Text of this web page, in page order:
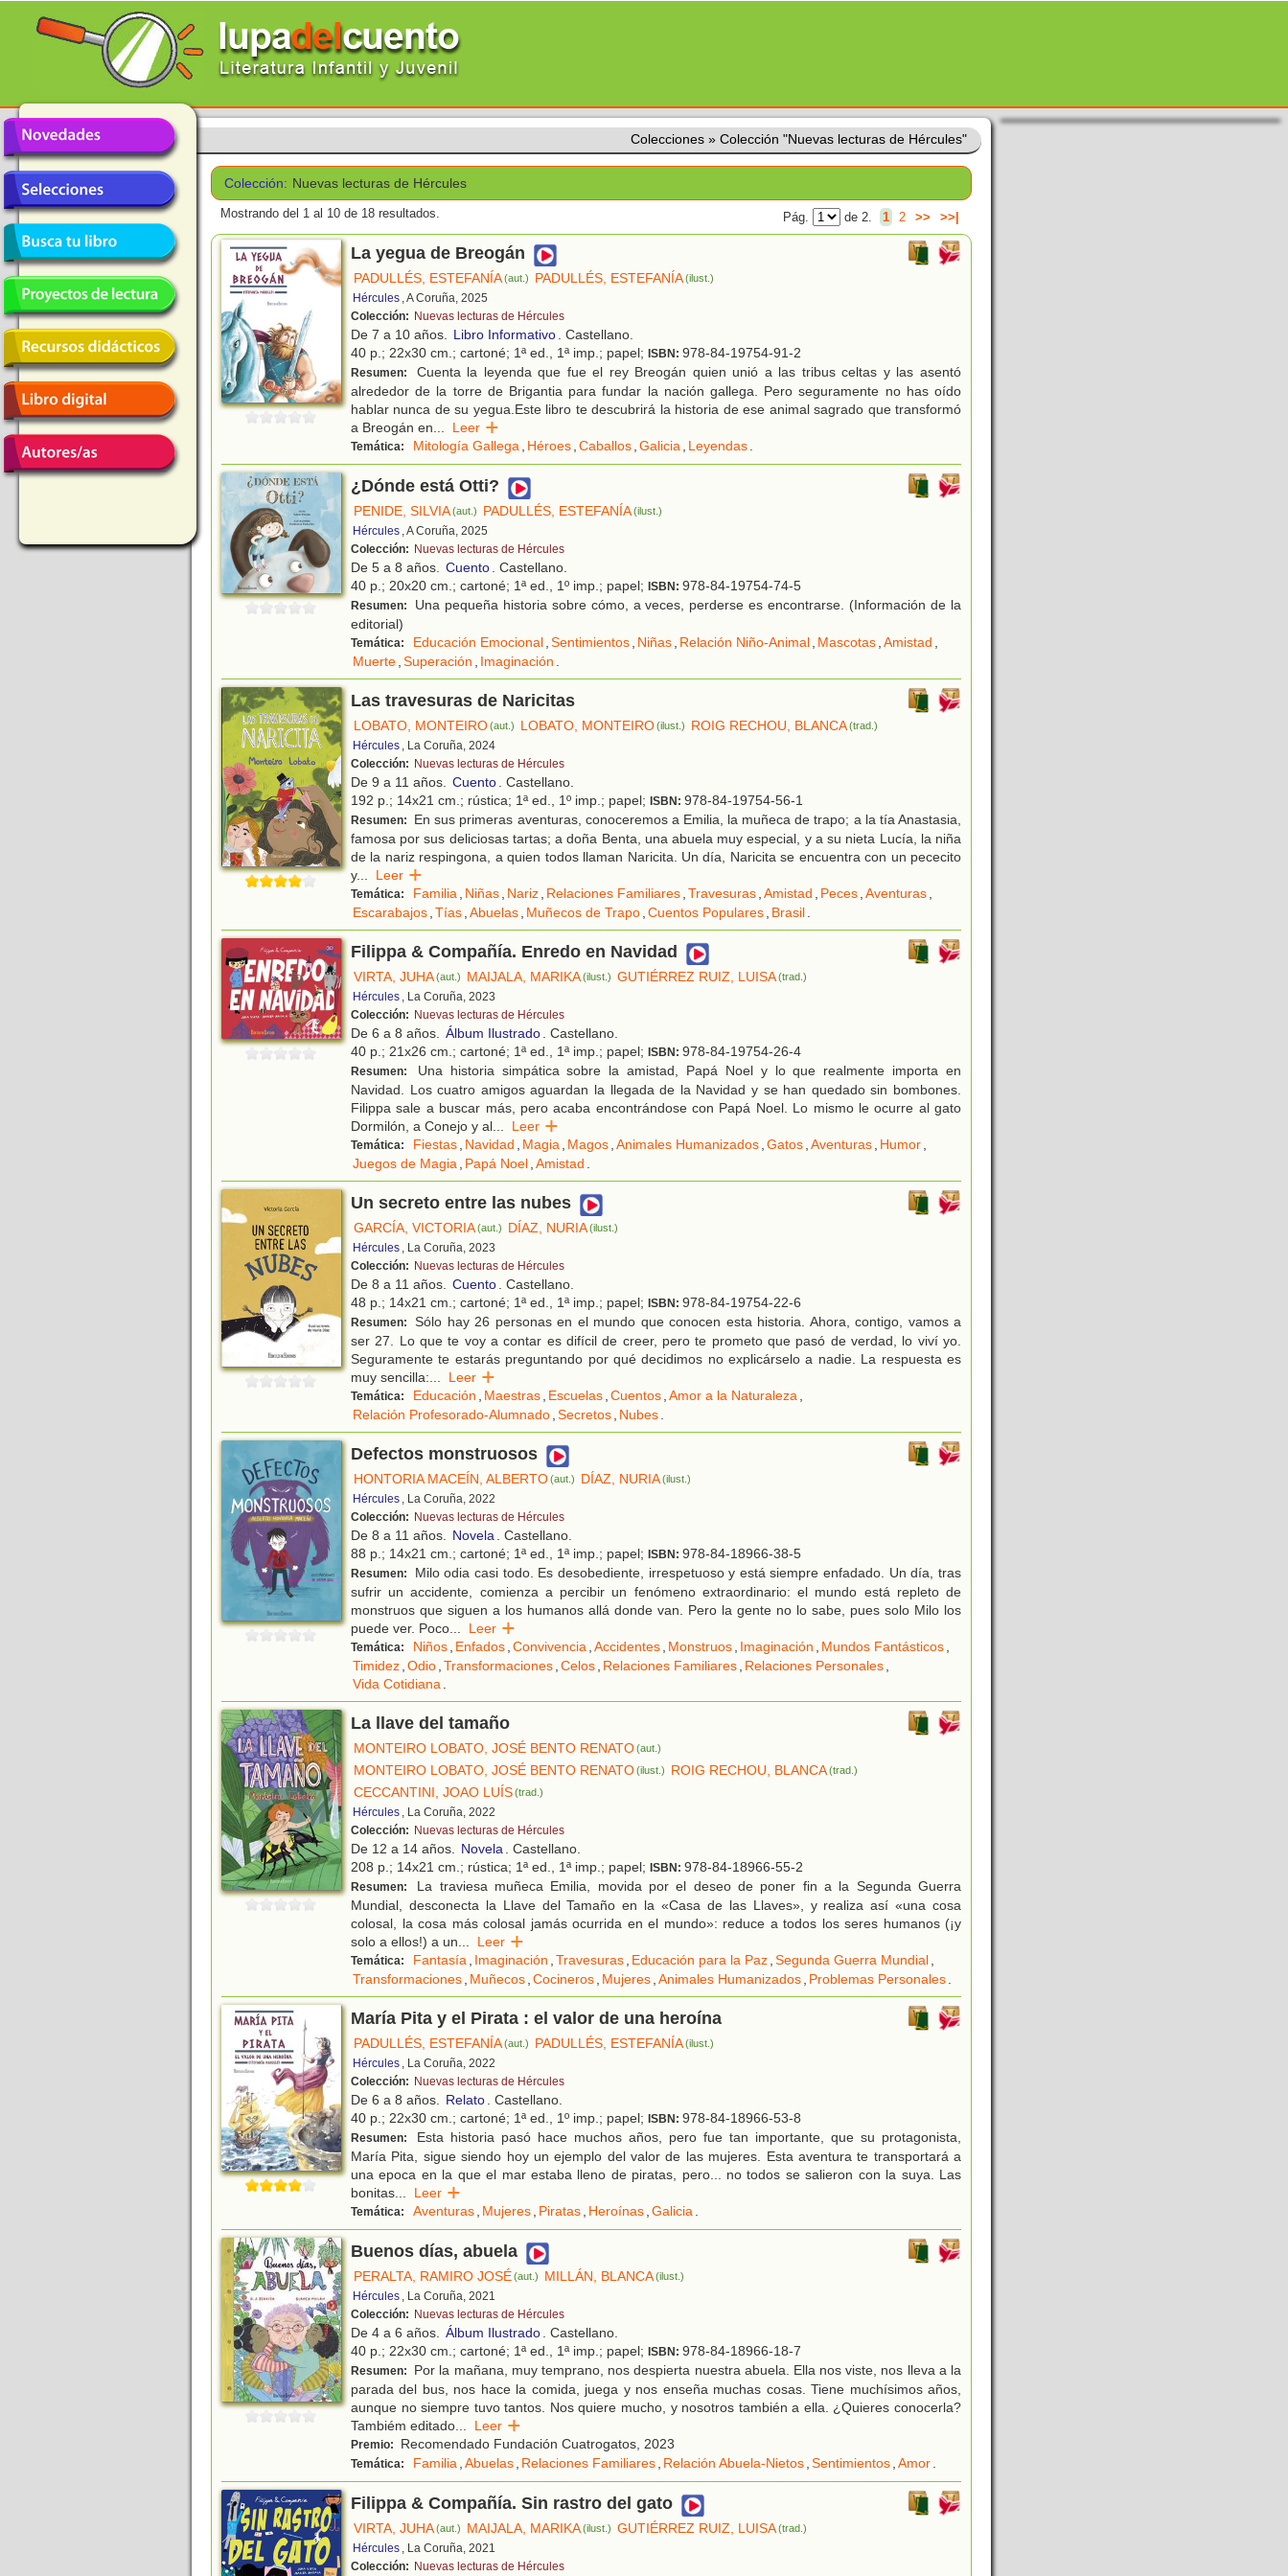
Colecciones » Colección "Nuevas lecturas de Hércules"
Colección: Nuevas lecturas de Hércules
Mostrando del 1 al 10 de 18 resultados. Pág. de 2. 1 2 >> >>|
La yegua de Breogán
PADULLÉS, ESTEFANÍA(aut.) PADULLÉS, ESTEFANÍA(ilust.)
Hércules , A Coruña, 2025
Colección: Nuevas lecturas de Hércules
De 7 a 10 años. Libro Informativo. Castellano.
40 p.; 22x30 cm.; cartoné; 1ª ed., 1ª imp.; papel; ISBN: 978-84-19754-91-2
Resumen:
Cuenta la leyenda que fue el rey Breogán quien unió a las tribus celtas y las asentó
alrededor de la torre de Brigantia para fundar la nación gallega. Pero seguramente no has oído
hablar nunca de su yegua.Este libro te descubrirá la historia de ese animal sagrado que transformó
a Breogán en... Leer
Temática: Mitología Gallega, Héroes,Caballos,Galicia, Leyendas.
¿Dónde está Otti?
PENIDE, SILVIA(aut.) PADULLÉS, ESTEFANÍA(ilust.)
Hércules , A Coruña, 2025
Colección: Nuevas lecturas de Hércules
De 5 a 8 años. Cuento. Castellano.
40 p.; 20x20 cm.; cartoné; 1ª ed., 1º imp.; papel; ISBN: 978-84-19754-74-5
Resumen:
Una pequeña historia sobre cómo, a veces, perderse es encontrarse. (Información de la
editorial)
Temática: Educación Emocional,Sentimientos, Niñas, Relación Niño-Animal, Mascotas,Amistad ,
Muerte,Superación , Imaginación .
Las travesuras de Naricitas
LOBATO, MONTEIRO(aut.) LOBATO, MONTEIRO(ilust.) ROIG RECHOU, BLANCA(trad.)
Hércules , La Coruña, 2024
Colección: Nuevas lecturas de Hércules
De 9 a 11 años. Cuento. Castellano.
192 p.; 14x21 cm.; rústica; 1ª ed., 1º imp.; papel; ISBN: 978-84-19754-56-1
Resumen:
En sus primeras aventuras, conoceremos a Emilia, la muñeca de trapo; a la tía Anastasia,
famosa por sus deliciosas tartas; a doña Benta, una abuela muy especial, y a su nieta Lucía, la niña
de la nariz respingona, a quien todos llaman Naricita. Un día, Naricita se encuentra con un pececito
y... Leer
Temática: Familia, Niñas, Nariz, Relaciones Familiares,Travesuras,Amistad , Peces,Aventuras,
Escarabajos,Tías,Abuelas, Muñecos de Trapo,Cuentos Populares, Brasil.
Filippa & Compañía. Enredo en Navidad
VIRTA, JUHA(aut.) MAIJALA, MARIKA(ilust.) GUTIÉRREZ RUIZ, LUISA(trad.)
Hércules , La Coruña, 2023
Colección: Nuevas lecturas de Hércules
De 6 a 8 años. Álbum Ilustrado. Castellano.
40 p.; 21x26 cm.; cartoné; 1ª ed., 1ª imp.; papel; ISBN: 978-84-19754-26-4
Resumen:
Una historia simpática sobre la amistad, Papá Noel y lo que realmente importa en
Navidad. Los cuatro amigos aguardan la llegada de la Navidad y se han quedado sin bombones.
Filippa sale a buscar más, pero acaba encontrándose con Papá Noel. Lo mismo le ocurre al gato
Dormilón, a Conejo y al... Leer
Temática: Fiestas, Navidad , Magia, Magos,Animales Humanizados,Gatos,Aventuras, Humor,
Juegos de Magia, Papá Noel,Amistad .
Un secreto entre las nubes
GARCÍA, VICTORIA(aut.) DÍAZ, NURIA(ilust.)
Hércules , La Coruña, 2023
Colección: Nuevas lecturas de Hércules
De 8 a 11 años. Cuento. Castellano.
48 p.; 14x21 cm.; cartoné; 1ª ed., 1ª imp.; papel; ISBN: 978-84-19754-22-6
Resumen:
Sólo hay 26 personas en el mundo que conocen esta historia. Ahora, contigo, vamos a
ser 27. Lo que te voy a contar es difícil de creer, pero te prometo que pasó de verdad, lo viví yo.
Seguramente te estarás preguntando por qué decidimos no explicárselo a nadie. La respuesta es
muy sencilla:... Leer
Temática: Educación , Maestras, Escuelas,Cuentos,Amor a la Naturaleza,
Relación Profesorado-Alumnado,Secretos, Nubes.
Defectos monstruosos
HONTORIA MACEÍN, ALBERTO(aut.) DÍAZ, NURIA(ilust.)
Hércules , La Coruña, 2022
Colección: Nuevas lecturas de Hércules
De 8 a 11 años. Novela. Castellano.
88 p.; 14x21 cm.; cartoné; 1ª ed., 1ª imp.; papel; ISBN: 978-84-18966-38-5
Resumen:
Milo odia casi todo. Es desobediente, irrespetuoso y está siempre enfadado. Un día, tras
sufrir un accidente, comienza a percibir un fenómeno extraordinario: el mundo está repleto de
monstruos que siguen a los humanos allá donde van. Pero la gente no lo sabe, pues solo Milo los
puede ver. Poco... Leer
Temática: Niños, Enfados,Convivencia,Accidentes, Monstruos, Imaginación , Mundos Fantásticos,
Timidez,Odio,Transformaciones,Celos, Relaciones Familiares, Relaciones Personales,
Vida Cotidiana.
La llave del tamaño
MONTEIRO LOBATO, JOSÉ BENTO RENATO(aut.)
MONTEIRO LOBATO, JOSÉ BENTO RENATO(ilust.) ROIG RECHOU, BLANCA(trad.)
CECCANTINI, JOAO LUÍS(trad.)
Hércules , La Coruña, 2022
Colección: Nuevas lecturas de Hércules
De 12 a 14 años. Novela. Castellano.
208 p.; 14x21 cm.; rústica; 1ª ed., 1ª imp.; papel; ISBN: 978-84-18966-55-2
Resumen:
La traviesa muñeca Emilia, movida por el deseo de poner fin a la Segunda Guerra
Mundial, desconecta la Llave del Tamaño en la «Casa de las Llaves», y realiza así «una cosa
colosal, la cosa más colosal jamás ocurrida en el mundo»: reduce a todos los seres humanos (¡y
solo a ellos!) a un... Leer
Temática: Fantasía, Imaginación ,Travesuras, Educación para la Paz,Segunda Guerra Mundial,
Transformaciones, Muñecos,Cocineros, Mujeres,Animales Humanizados, Problemas Personales.
María Pita y el Pirata : el valor de una heroína
PADULLÉS, ESTEFANÍA(aut.) PADULLÉS, ESTEFANÍA(ilust.)
Hércules , La Coruña, 2022
Colección: Nuevas lecturas de Hércules
De 6 a 8 años. Relato. Castellano.
40 p.; 22x30 cm.; cartoné; 1ª ed., 1º imp.; papel; ISBN: 978-84-18966-53-8
Resumen:
Esta historia pasó hace muchos años, pero fue tan importante, que su protagonista,
María Pita, sigue siendo hoy un ejemplo del valor de las mujeres. Esta aventura te transportará a
una epoca en la que el mar estaba lleno de piratas, pero... no todos se salieron con la suya. Las
bonitas... Leer
Temática: Aventuras, Mujeres, Piratas, Heroínas,Galicia.
Buenos días, abuela
PERALTA, RAMIRO JOSÉ(aut.) MILLÁN, BLANCA(ilust.)
Hércules , La Coruña, 2021
Colección: Nuevas lecturas de Hércules
De 4 a 6 años. Álbum Ilustrado. Castellano.
40 p.; 22x30 cm.; cartoné; 1ª ed., 1ª imp.; papel; ISBN: 978-84-18966-18-7
Resumen:
Por la mañana, muy temprano, nos despierta nuestra abuela. Ella nos viste, nos lleva a la
parada del bus, nos hace la comida, juega y nos enseña muchas cosas. Tiene muchísimos años,
aunque no siempre tuvo tantos. Nos quiere mucho, y nosotros también a ella. ¿Quieres conocerla?
Tambiém editado... Leer
Premio: Recomendado Fundación Cuatrogatos, 2023
Temática: Familia,Abuelas, Relaciones Familiares, Relación Abuela-Nietos,Sentimientos,Amor.
Filippa & Compañía. Sin rastro del gato
VIRTA, JUHA(aut.) MAIJALA, MARIKA(ilust.) GUTIÉRREZ RUIZ, LUISA(trad.)
Hércules , La Coruña, 2021
Colección: Nuevas lecturas de Hércules